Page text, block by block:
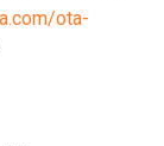
ota-